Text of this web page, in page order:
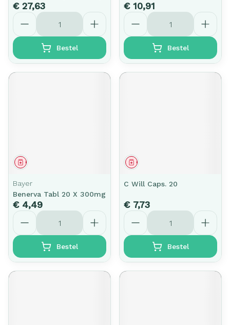
€ 27,63
Aantal
Bestel
€ 10,91
Aantal
Bestel
Geneesmiddel
Bayer
Benerva Tabl 20 X 300mg
€ 4,49
Aantal
Bestel
Geneesmiddel
C Will Caps. 20
€ 7,73
Aantal
Bestel